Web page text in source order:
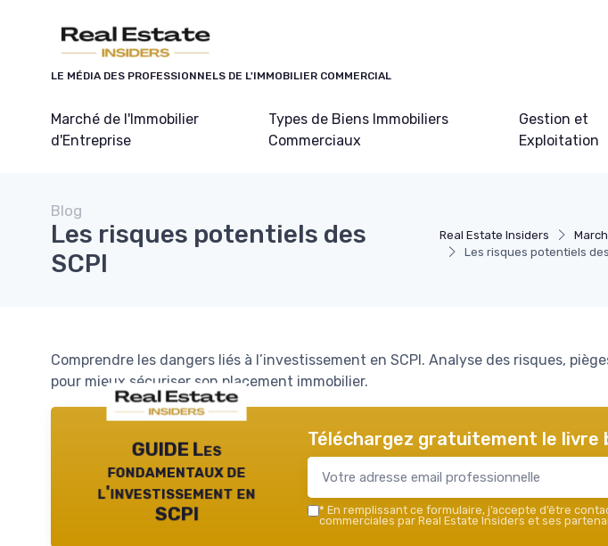
LE MÉDIA DES PROFESSIONNELS DE L'IMMOBILIER COMMERCIAL
Marché de l'Immobilier
d'Entreprise
Types de Biens Immobiliers
Commerciaux
Gestion et
Exploitation
Real Estate Insiders
Les risques potentiels
Blog
Les risques potentiels des
SCPI
Comprendre les dangers liés à l’investissement en SCPI. Analyse des risques,
pour mieux sécuriser son placement immobilier.
GUIDE Les
fondamentaux de
l'investissement en
SCPI
Téléchargez gratuitement le livre
* En remplissant ce formulaire, j’accepte d’être
commerciales par Real Estate Insiders et ses